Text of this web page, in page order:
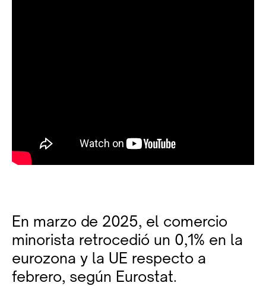
En marzo de 2025, el comercio
minorista retrocedió un 0,1% en la
eurozona y la UE respecto a
febrero, según Eurostat.